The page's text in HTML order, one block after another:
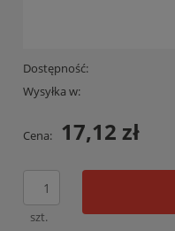
Dostępność:
Wysyłka w:
Cena: 17,12 zł
szt.